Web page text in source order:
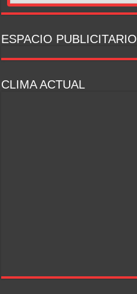
ESPACIO PUBLICITARIO
CLIMA ACTUAL